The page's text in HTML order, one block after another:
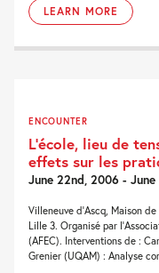
LEARN MORE
ENCOUNTER
L’école, lieu de
effets sur les
June 22nd, 2006 -
Villeneuve d’Ascq, Maison
Lille 3. Organisé par
(AFEC). Interventions de :
Grenier (UQAM) : Analyse